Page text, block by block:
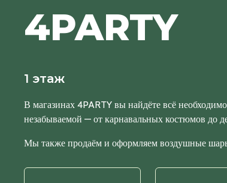
4PARTY
1 этаж
В магазинах 4PARTY вы найдёте всё
незабываемой — от карнавальных костюмов до
Мы также продаём и оформляем воздушные